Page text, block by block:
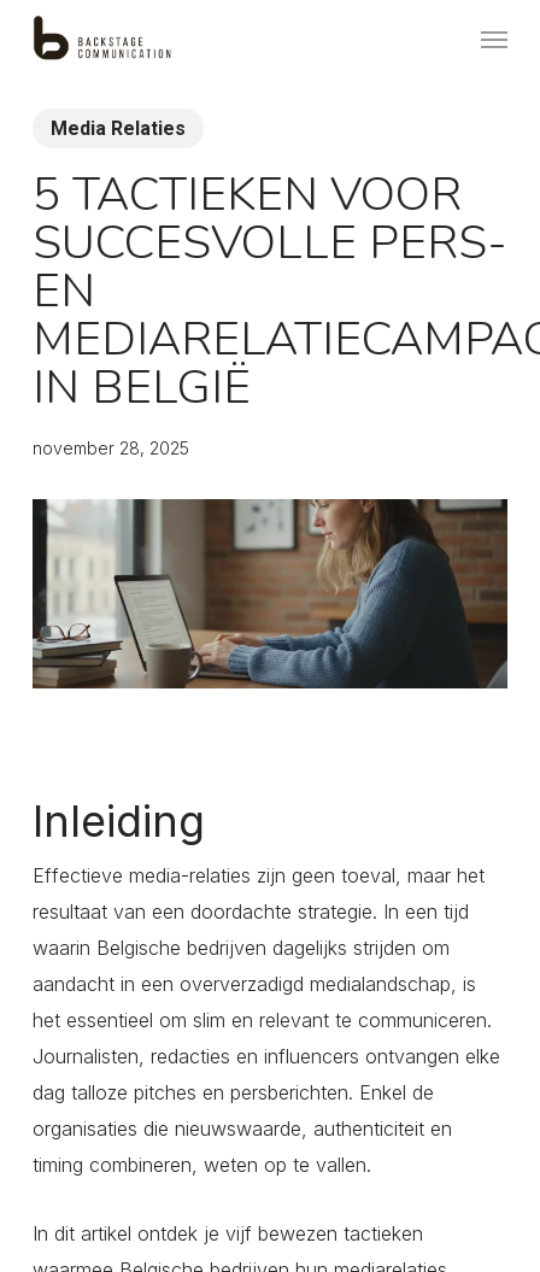
Skip
contentMedia Relaties
5 TACTIEKEN VOOR
SUCCESVOLLE PERS-
EN
IN BELGIË
november 28, 2025
Inleiding
Effectieve media-relaties zijn geen toeval, maar het
resultaat van een doordachte strategie. In een tijd
waarin Belgische bedrijven dagelijks strijden om
aandacht in een oververzadigd medialandschap, is
het essentieel om slim en relevant te communiceren.
Journalisten, redacties en influencers ontvangen elke
dag talloze pitches en persberichten. Enkel de
organisaties die nieuwswaarde, authenticiteit en
timing combineren, weten op te vallen.
In dit artikel ontdek je vijf bewezen tactieken